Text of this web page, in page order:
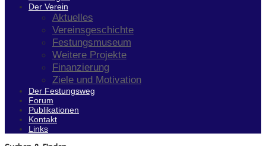
Der Verein
Aktuelles
Vereinsgeschichte
Festungsmuseum
Weitere Projekte
Finanzierung
Ziele und Motivation
Der Festungsweg
Forum
Publikationen
Kontakt
Links